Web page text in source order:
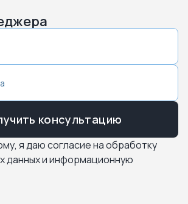
я даю согласие на обработку
данных и информационную
консультацию